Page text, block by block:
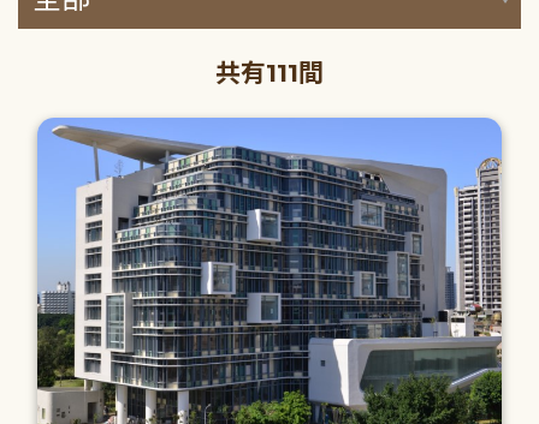
共有111間